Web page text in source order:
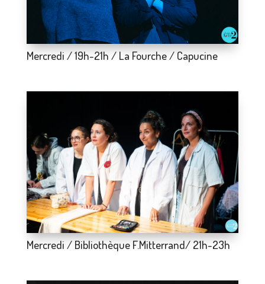
Mercredi / 19h-21h / La Fourche / Capucine
Mercredi / Bibliothèque F.Mitterrand/ 21h-23h